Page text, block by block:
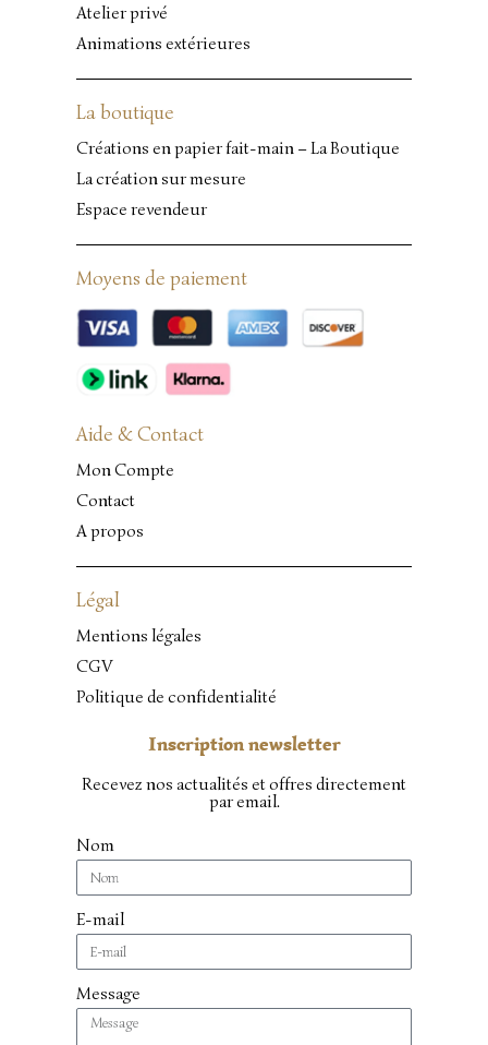
Atelier privé
Animations extérieures
La boutique
Créations en papier fait-main – La Boutique
La création sur mesure
Espace revendeur
Moyens de paiement
Aide & Contact
Mon Compte
Contact
A propos
Légal
Mentions légales
CGV
Politique de confidentialité
Inscription newsletter
Recevez nos actualités et offres directement
par email.
Nom
E-mail
Message